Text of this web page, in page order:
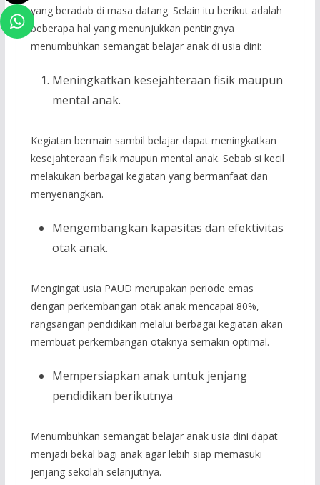
yang beradab di masa datang. Selain itu berikut adalah
beberapa hal yang menunjukkan pentingnya
menumbuhkan semangat belajar anak di usia dini:
Meningkatkan kesejahteraan fisik maupun
mental anak.
Kegiatan bermain sambil belajar dapat meningkatkan
kesejahteraan fisik maupun mental anak. Sebab si kecil
melakukan berbagai kegiatan yang bermanfaat dan
menyenangkan.
Mengembangkan kapasitas dan efektivitas
otak anak.
Mengingat usia PAUD merupakan periode emas
dengan perkembangan otak anak mencapai 80%,
rangsangan pendidikan melalui berbagai kegiatan akan
membuat perkembangan otaknya semakin optimal.
Mempersiapkan anak untuk jenjang
pendidikan berikutnya
Menumbuhkan semangat belajar anak usia dini dapat
menjadi bekal bagi anak agar lebih siap memasuki
jenjang sekolah selanjutnya.